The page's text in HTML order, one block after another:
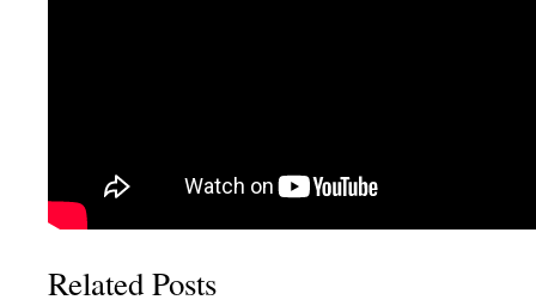
Related Posts